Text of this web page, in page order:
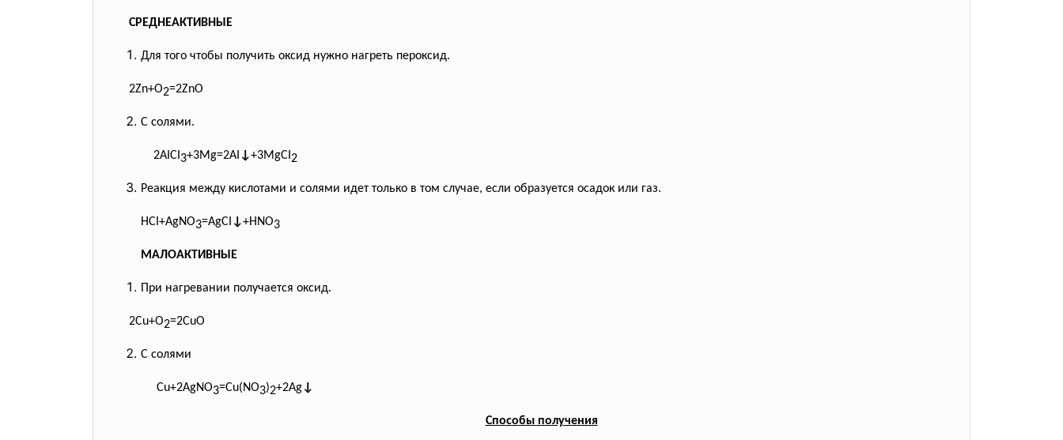
СРЕДНЕАКТИВНЫЕ
Для того чтобы получить оксид нужно нагреть пероксид.
2Zn+O2=2ZnO
С солями.
2AICI 3+3Mg=2AI ↓+3MgCI 2
Реакция между кислотами и солями идет только в том случае, если образуется осадок или газ.
HCI+AgNO3=AgCI ↓+HNO3
МАЛОАКТИВНЫЕ
При нагревании получается оксид.
2Cu+O2=2CuO
С солями
Cu+2AgNO3=Cu(NO3)2+2Ag↓
Способы получения